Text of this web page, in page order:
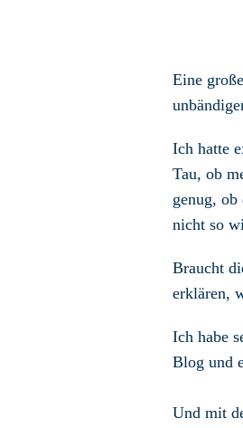
Eine
Ich hatte
Tau, ob
genug,
nicht so
Braucht
erklären,
Ich habe
Blog und
Und mit